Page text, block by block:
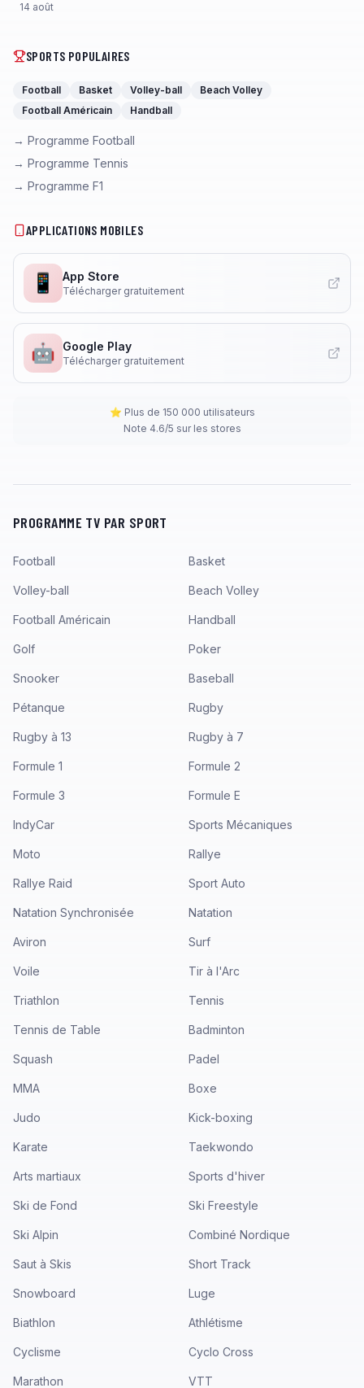
14 août
SPORTS POPULAIRES
Football Basket Volley-ball
Beach Volley
Football Américain
Handball
→ Programme Football
→ Programme Tennis
→ Programme F1
APPLICATIONS MOBILES
📱 App Store
Télécharger gratuitement
🤖 Google Play
Télécharger gratuitement
⭐ Plus de 150 000 utilisateurs
Note 4.6/5 sur les stores
PROGRAMME TV PAR SPORT
Football Basket
Volley-ball Beach Volley
Football Américain Handball
Golf Poker
Snooker Baseball
Pétanque Rugby
Rugby à 13 Rugby à 7
Formule 1 Formule 2
Formule 3 Formule E
IndyCar Sports Mécaniques
Moto Rallye
Rallye Raid Sport Auto
Natation Synchronisée Natation
Aviron Surf
Voile Tir à l'Arc
Triathlon Tennis
Tennis de Table Badminton
Squash Padel
MMA Boxe
Judo Kick-boxing
Karate Taekwondo
Arts martiaux Sports d'hiver
Ski de Fond Ski Freestyle
Ski Alpin Combiné Nordique
Saut à Skis Short Track
Snowboard Luge
Biathlon Athlétisme
Cyclisme Cyclo Cross
Marathon VTT